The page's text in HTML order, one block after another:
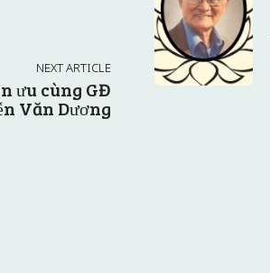
NEXT ARTICLE
ưu cùng GĐ
Văn Dương